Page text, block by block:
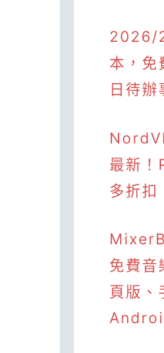
2026/
本，免
日待辦
最新！
多折扣
免費音
頁版、